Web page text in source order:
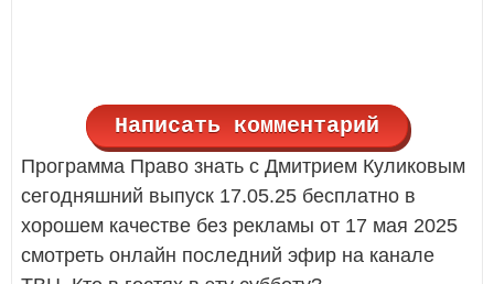
Написать комментарий
Программа Право знать с Дмитрием Куликовым
сегодняшний выпуск 17.05.25 бесплатно в
хорошем качестве без рекламы от 17 мая 2025
смотреть онлайн последний эфир на канале